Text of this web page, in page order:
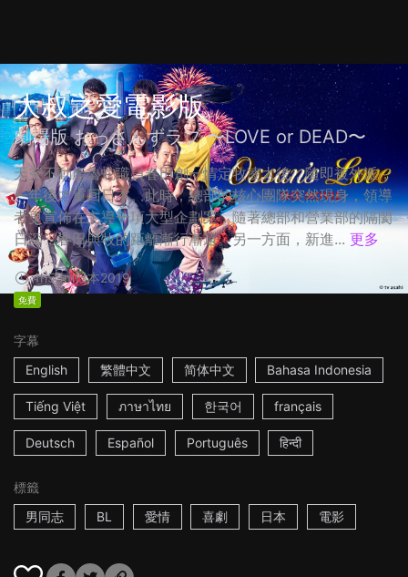
大叔之愛電影版
劇場版 おっさんずラブ 〜LOVE or DEAD〜
天空不動產魯蛇職員春田創一情定牧凌太後，隨即被外派，
一年後才重回日本。此時，總部的核心團隊突然現身，領導
者更宣佈在主導一項大型企劃案，隨著總部和營業部的隔閡
日深，春田與牧的距離漸行漸遠。另一方面，新進... 更多
1h53m日本2019
免費
字幕
English
繁體中文 简体中文 Bahasa Indonesia
Tiếng Việt ภาษาไทย 한국어 français
Deutsch Español Português हिन्दी
標籤
男同志
BL 愛情 喜劇 日本 電影